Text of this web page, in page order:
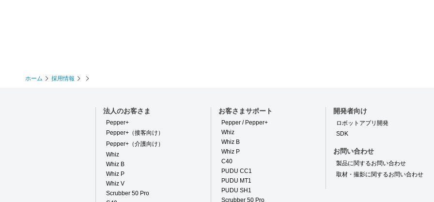
ホーム 採用情報
法人のお客さま
Pepper+
Pepper+（接客向け）
Pepper+（介護向け）
Whiz
Whiz B
Whiz P
Whiz V
Scrubber 50 Pro
お客さまサポート
Pepper / Pepper+
Whiz
Whiz B
Whiz P
C40
PUDU CC1
PUDU MT1
PUDU SH1
Scrubber 50 Pro
開発者向け
ロボットアプリ開発
SDK
お問い合わせ
製品に関するお問い合わせ
取材・撮影に関するお問い合わせ